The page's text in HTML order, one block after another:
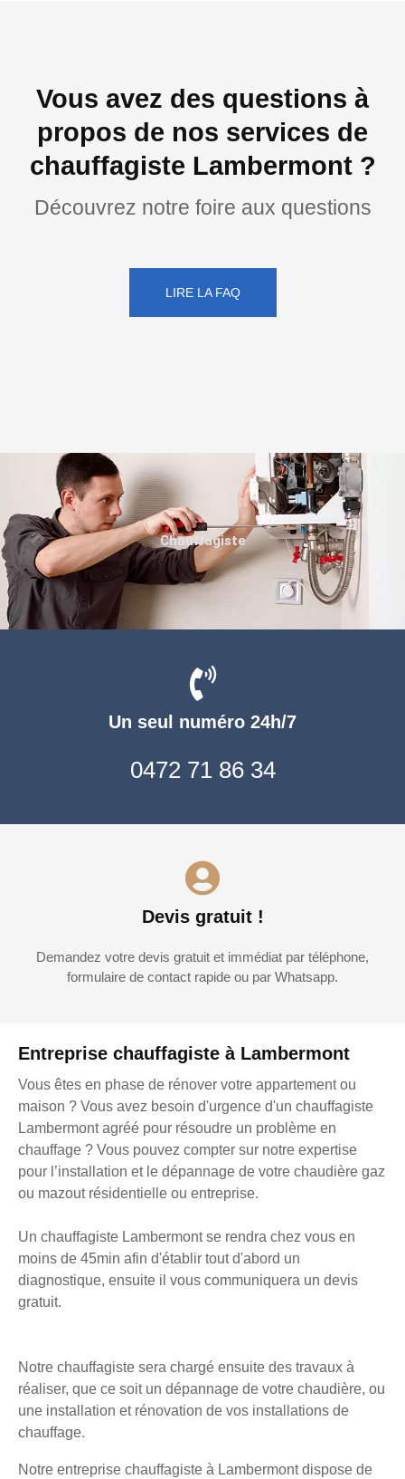
Vous avez des questions à
propos de nos services de
chauffagiste Lambermont ?
Découvrez notre foire aux questions
LIRE LA FAQ
Entreprise chauffagiste à Lambermont
Vous êtes en phase de rénover votre appartement ou
maison ? Vous avez besoin d'urgence d'un chauffagiste
Lambermont agréé pour résoudre un problème en
chauffage ? Vous pouvez compter sur notre expertise
pour l’installation et le dépannage de votre chaudière gaz
ou mazout résidentielle ou entreprise.
Un chauffagiste Lambermont se rendra chez vous en
moins de 45min afin d'établir tout d'abord un
diagnostique, ensuite il vous communiquera un devis
gratuit.
Notre chauffagiste sera chargé ensuite des travaux à
réaliser, que ce soit un dépannage de votre chaudière, ou
une installation et rénovation de vos installations de
chauffage.
Notre entreprise chauffagiste à Lambermont dispose de
Un seul numéro 24h/7
0472 71 86 34
Devis gratuit !
Demandez votre devis gratuit et immédiat par téléphone,
formulaire de contact rapide ou par Whatsapp.
Chauffagiste